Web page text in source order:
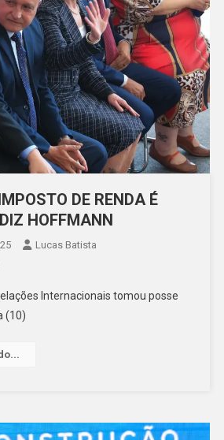
DE RENDA É
HOFFMANN
Lucas Batista
Internacionais tomou posse
(10)